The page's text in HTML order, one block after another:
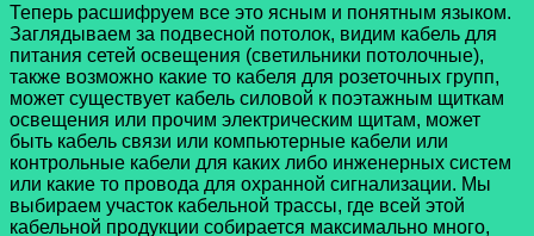
Теперь расшифруем все это ясным и понятным языком.
Заглядываем за подвесной потолок, видим кабель для
питания сетей освещения (светильники потолочные),
также возможно какие то кабеля для розеточных групп,
может существует кабель силовой к поэтажным щиткам
освещения или прочим электрическим щитам, может
быть кабель связи или компьютерные кабели или
контрольные кабели для каких либо инженерных систем
или какие то провода для охранной сигнализации. Мы
выбираем участок кабельной трассы, где всей этой
кабельной продукции собирается максимально много,